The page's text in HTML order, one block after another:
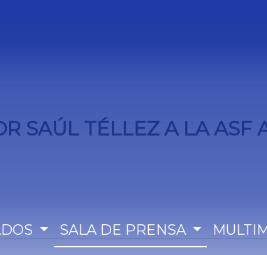
SALA DE PRENSA
SAÚL TÉLLEZ A LA ASF